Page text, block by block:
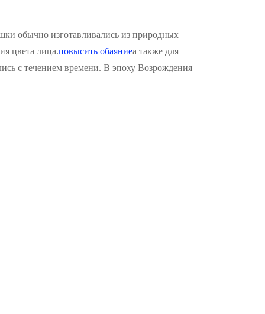
обычно изготавливались из природных
цвета лица.повысить обаяниеа также для
с течением времени. В эпоху Возрождения